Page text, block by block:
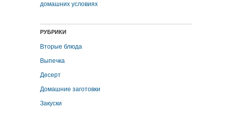
домашних условиях
РУБРИКИ
Вторые блюда
Выпечка
Десерт
Домашние заготовки
Закуски